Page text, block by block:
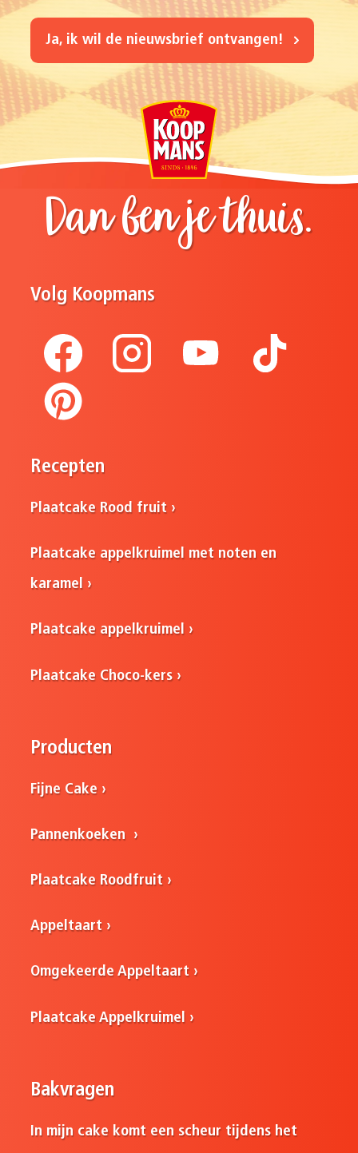
Ja, ik wil de nieuwsbrief ontvangen!
Dan ben je thuis.
Volg Koopmans
Recepten
Plaatcake Rood fruit
Plaatcake appelkruimel met noten en
karamel
Plaatcake appelkruimel
Plaatcake Choco-kers
Producten
Fijne Cake
Pannenkoeken
Plaatcake Roodfruit
Appeltaart
Omgekeerde Appeltaart
Plaatcake Appelkruimel
Bakvragen
In mijn cake komt een scheur tijdens het